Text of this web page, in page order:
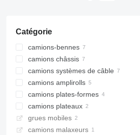
Catégorie
camions-bennes
camions châssis
camions systèmes de câble
camions amplirolls
camions plates-formes
camions plateaux
grues mobiles
camions malaxeurs